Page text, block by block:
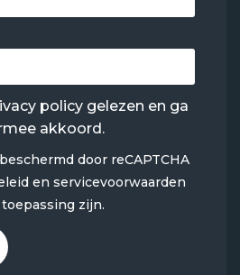
policy gelezen en ga
akkoord.
door reCAPTCHA
en servicevoorwaarden
zijn.